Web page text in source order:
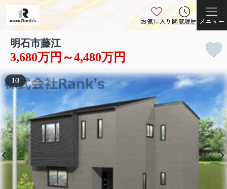
お気に入り閲覧履歴 メニュー
明石市藤江
3,680万円～4,480万円
1/3